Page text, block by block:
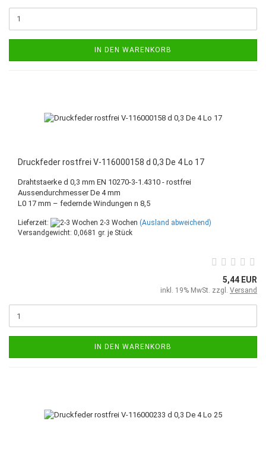
IN DEN WARENKORB
Druckfeder rostfrei V-116000158 d 0,3 De 4 Lo 17
Drahtstaerke d 0,3 mm EN 10270-3-1.4310 - rostfrei
Aussendurchmesser De 4 mm
L0 17 mm – federnde Windungen n 8,5
Lieferzeit: 2-3 Wochen (Ausland abweichend)
Versandgewicht: 0,0681 gr. je Stück
5,44 EUR
inkl. 19% MwSt. zzgl. Versand
IN DEN WARENKORB